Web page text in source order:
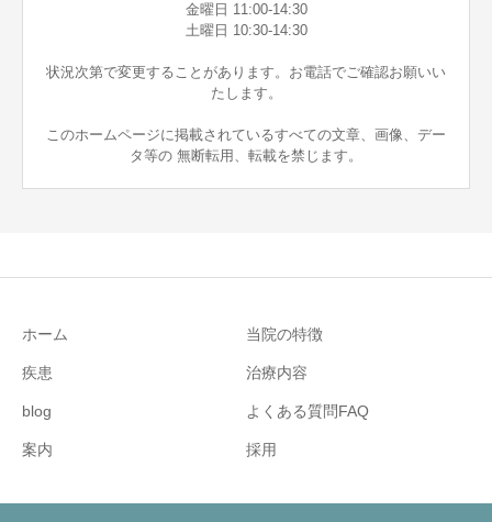
金曜日 11:00-14:30
土曜日 10:30-14:30
状況次第で変更することがあります。お電話でご確認お願いい
たします。
このホームページに掲載されているすべての文章、画像、デー
タ等の 無断転用、転載を禁じます。
ホーム 当院の特徴
疾患 治療内容
blog よくある質問FAQ
案内 採用